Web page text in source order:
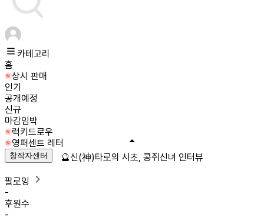
카테고리
홈
상시 판매
인기
공개예정
신규
마감임박
럭키드로우
영퍼센트 레터
창작자센터
팔로잉
-
후원수
-
🔮신(神)타로의 시초, 콩쥐신녀 인터뷰